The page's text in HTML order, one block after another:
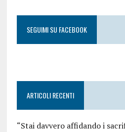
SEGUIMI SU FACEBOOK
ARTICOLI RECENTI
“Stai davvero affidando i